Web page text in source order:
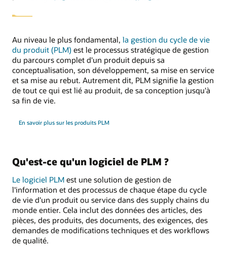
Au niveau le plus fondamental, la gestion du cycle de vie
du produit (PLM) est le processus stratégique de gestion
du parcours complet d'un produit depuis sa
conceptualisation, son développement, sa mise en service
et sa mise au rebut. Autrement dit, PLM signifie la gestion
de tout ce qui est lié au produit, de sa conception jusqu'à
sa fin de vie.
En savoir plus sur les produits PLM
Qu'est-ce qu'un logiciel de PLM ?
Le logiciel PLM est une solution de gestion de
l'information et des processus de chaque étape du cycle
de vie d'un produit ou service dans des supply chains du
monde entier. Cela inclut des données des articles, des
pièces, des produits, des documents, des exigences, des
demandes de modifications techniques et des workflows
de qualité.